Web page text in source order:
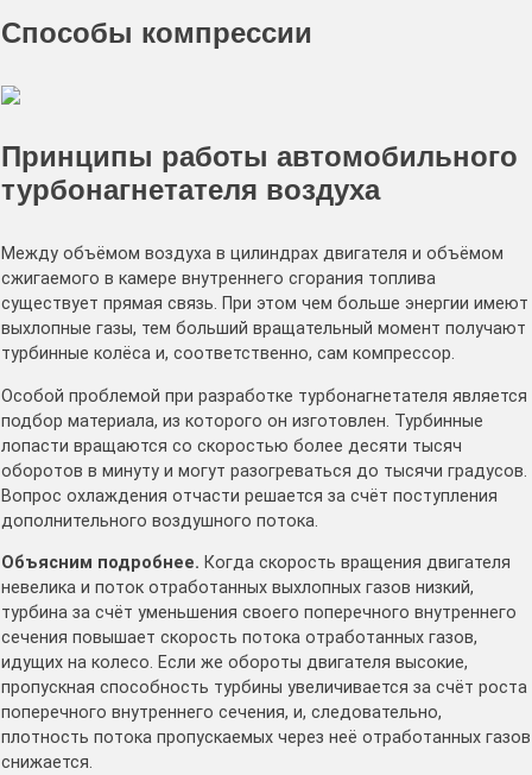
Способы компрессии
Принципы работы автомобильного
турбонагнетателя воздуха
Между объёмом воздуха в цилиндрах двигателя и объёмом
сжигаемого в камере внутреннего сгорания топлива
существует прямая связь. При этом чем больше энергии имеют
выхлопные газы, тем больший вращательный момент получают
турбинные колёса и, соответственно, сам компрессор.
Особой проблемой при разработке турбонагнетателя является
подбор материала, из которого он изготовлен. Турбинные
лопасти вращаются со скоростью более десяти тысяч
оборотов в минуту и могут разогреваться до тысячи градусов.
Вопрос охлаждения отчасти решается за счёт поступления
дополнительного воздушного потока.
Объясним подробнее. Когда скорость вращения двигателя
невелика и поток отработанных выхлопных газов низкий,
турбина за счёт уменьшения своего поперечного внутреннего
сечения повышает скорость потока отработанных газов,
идущих на колесо. Если же обороты двигателя высокие,
пропускная способность турбины увеличивается за счёт роста
поперечного внутреннего сечения, и, следовательно,
плотность потока пропускаемых через неё отработанных газов
снижается.